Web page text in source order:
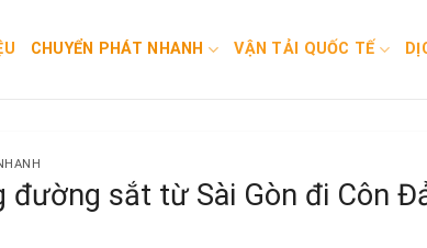
CHUYỂN PHÁT NHANH VẬN TẢI QUỐC TẾ
đường sắt từ Sài Gòn đi Côn